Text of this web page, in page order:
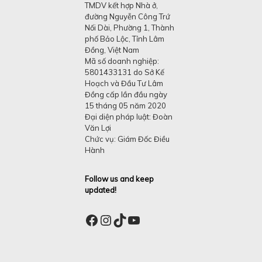
TMDV kết hợp Nhà ở,
đường Nguyễn Công Trứ
Nối Dài, Phường 1, Thành
phố Bảo Lộc, Tỉnh Lâm
Đồng, Việt Nam
Mã số doanh nghiệp:
5801433131 do Sở Kế
Hoạch và Đầu Tư Lâm
Đồng cấp lần đầu ngày
15 tháng 05 năm 2020
Đại diện pháp luật: Đoàn
Văn Lợi
Chức vụ: Giám Đốc Điều
Hành
Follow us and keep
updated!
Facebook
Instagram
TikTok
YouTube